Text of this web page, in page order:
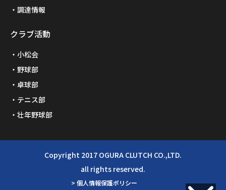
調達情報
クラブ活動
小松会
野球部
卓球部
テニス部
壮年野球部
Copyright 2017 OGURA CLUTCH CO.,LTD.
all rights reserved.
> 個人情報保護ポリシー